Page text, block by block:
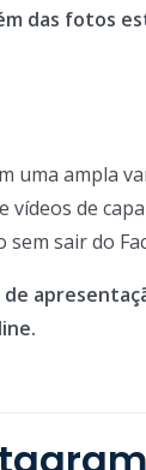
das fotos
uma ampla
de
sair do